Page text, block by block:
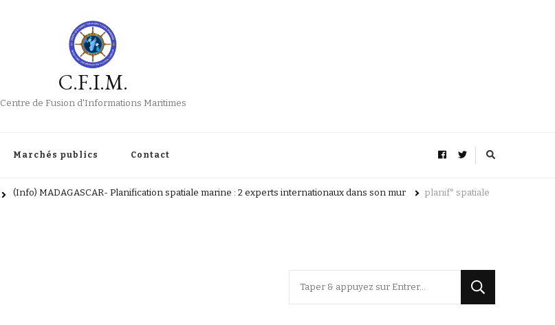
C.F.I.M.
Centre de Fusion d'Informations Maritimes
Marchés publics Contact
(Info) MADAGASCAR- Planification spatiale marine : 2 experts internationaux dans son mur planif° spatiale